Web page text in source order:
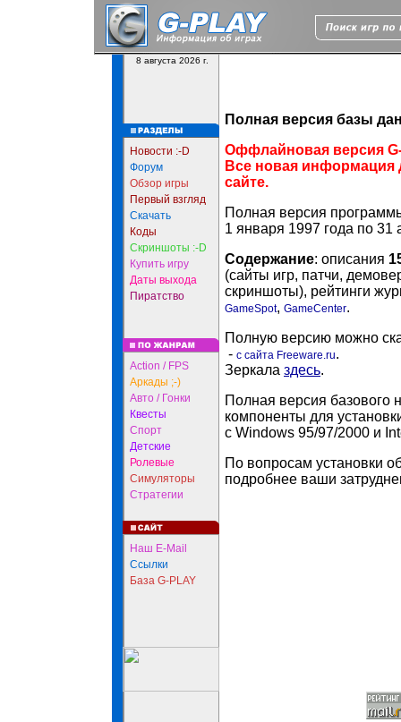
8 августа 2026 г.
Новости :-D
Форум
Обзор игры
Первый взгляд
Скачать
Коды
Скриншоты :-D
Купить игру
Даты выхода
Пиратство
Action / FPS
Аркады ;-)
Авто / Гонки
Квесты
Спорт
Детские
Ролевые
Симуляторы
Стратегии
Наш E-Mail
Ссылки
База G-PLAY
Полная версия базы
Оффлайновая версия
Все новая информация
сайте.
Полная версия
1 января 1997 года по 31
Содержание: описания
(сайты игр, патчи,
скриншоты), рейтинги
GameSpot, GameCenter.
Полную версию можно
- с сайта Freeware.ru.
Зеркала здесь.
Полная версия базового
компоненты для
с Windows 95/97/2000 и
По вопросам установки
подробнее ваши